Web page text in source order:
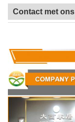
Contact met ons